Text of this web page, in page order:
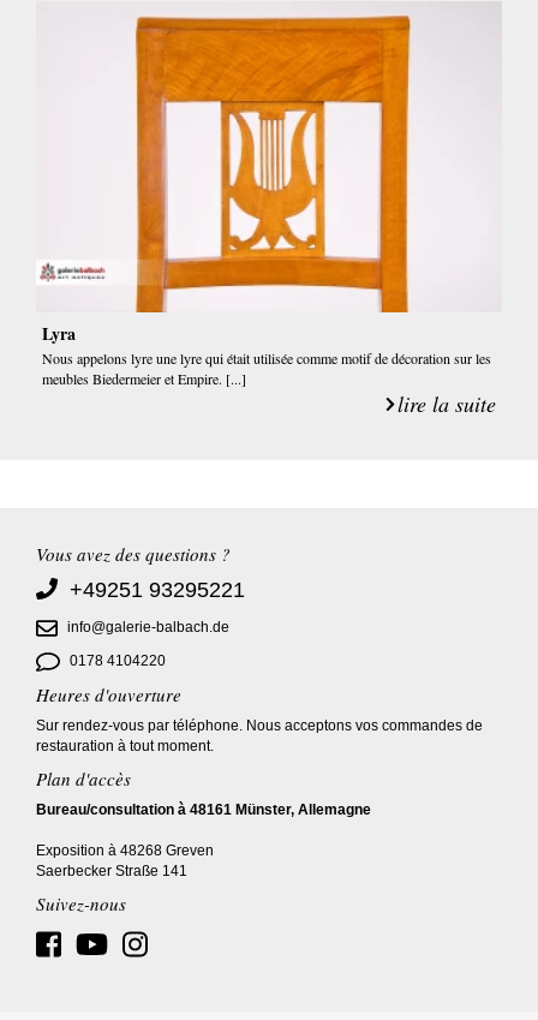
Lyra
Nous appelons lyre une lyre qui était utilisée comme motif de décoration sur les
meubles Biedermeier et Empire. [...]
lire la suite
Vous avez des questions ?
+49251 93295221
info@galerie-balbach.de
0178 4104220
Heures d'ouverture
Sur rendez-vous par téléphone. Nous acceptons vos commandes de
restauration à tout moment.
Plan d'accès
Bureau/consultation à 48161 Münster, Allemagne
Exposition à 48268 Greven
Saerbecker Straße 141
Suivez-nous